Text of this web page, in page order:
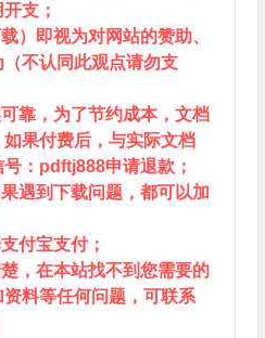
支；
）即视为对网站的赞助、
不认同此观点请勿支
靠，为了节约成本，文档
果付费后，与实际文档
：pdftj888申请退款；
遇到下载问题，都可以加
付宝支付；
，在本站找不到您需要的
料等任何问题，可联系